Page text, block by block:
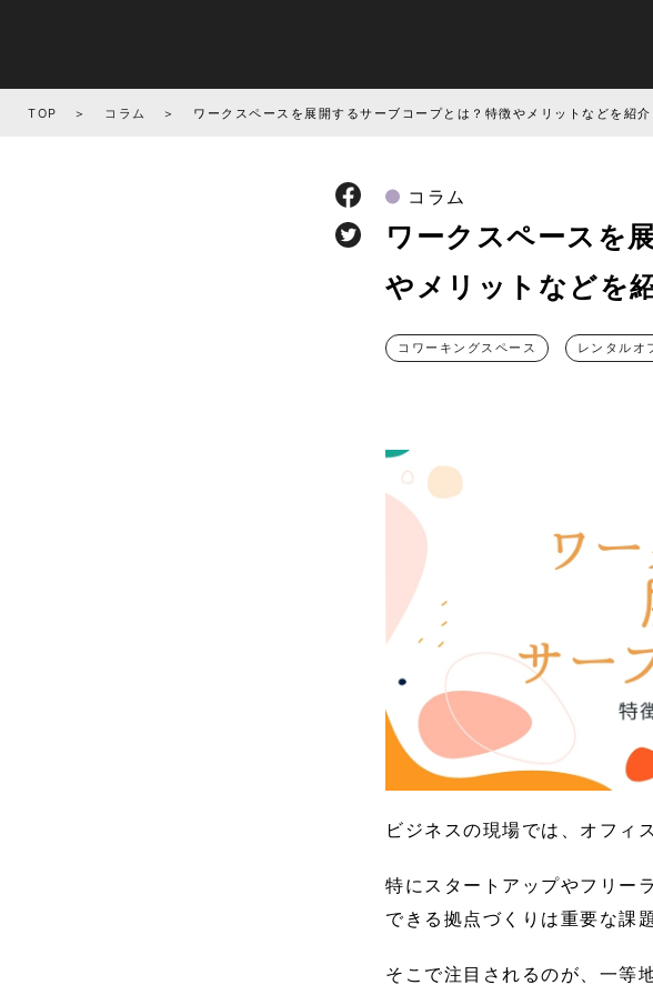
TOP コラム ワークスペースを展開するサーブコープとは？特徴やメリットなどを紹介
コラム
ワークスペースを
やメリットなどを
コワーキングスペース レンタルオ
ビジネスの現場では、オフィ
特にスタートアップやフリー
できる拠点づくりは重要な課
そこで注目されるのが、一等